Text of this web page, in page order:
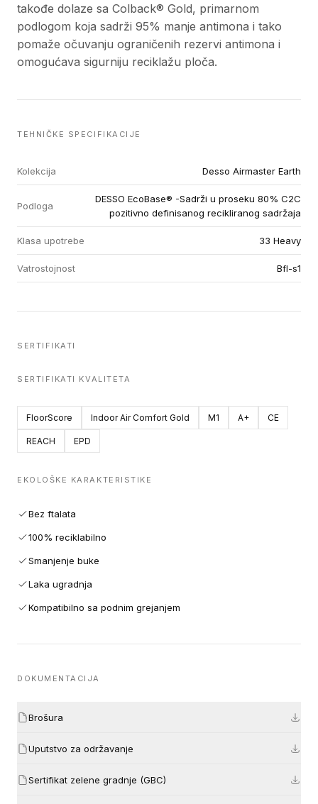
takođe dolaze sa Colback® Gold, primarnom
podlogom koja sadrži 95% manje antimona i tako
pomaže očuvanju ograničenih rezervi antimona i
omogućava sigurniju reciklažu ploča.
TEHNIČKE SPECIFIKACIJE
Kolekcija Desso Airmaster Earth
Podloga
DESSO EcoBase® -Sadrži u proseku 80% C2C
pozitivno definisanog recikliranog sadržaja
Klasa upotrebe 33 Heavy
Vatrostojnost Bfl-s1
SERTIFIKATI
SERTIFIKATI KVALITETA
FloorScore Indoor Air Comfort Gold M1 A+ CE
REACH EPD
EKOLOŠKE KARAKTERISTIKE
Bez ftalata
100% reciklabilno
Smanjenje buke
Laka ugradnja
Kompatibilno sa podnim grejanjem
DOKUMENTACIJA
Brošura
Uputstvo za održavanje
Sertifikat zelene gradnje (GBC)